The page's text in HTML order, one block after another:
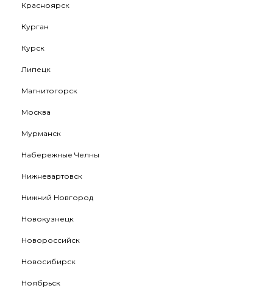
Красноярск
Курган
Курск
Липецк
Магнитогорск
Москва
Мурманск
Набережные Челны
Нижневартовск
Нижний Новгород
Новокузнецк
Новороссийск
Новосибирск
Ноябрьск